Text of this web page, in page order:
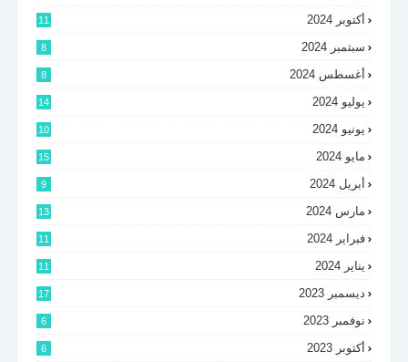
أكتوبر 2024 11
سبتمبر 2024 8
أغسطس 2024 8
يوليو 2024 14
يونيو 2024 10
مايو 2024 15
أبريل 2024 9
مارس 2024 13
فبراير 2024 11
يناير 2024 11
ديسمبر 2023 17
نوفمبر 2023 6
أكتوبر 2023 6